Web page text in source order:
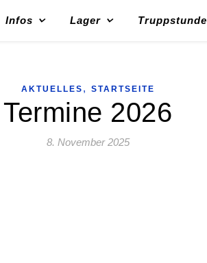
Infos Lager Truppstunde
AKTUELLES , STARTSEITE
Termine 2026
8. November 2025